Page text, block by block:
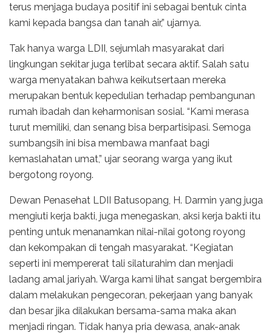
terus menjaga budaya positif ini sebagai bentuk cinta
kami kepada bangsa dan tanah air,” ujarnya.
Tak hanya warga LDII, sejumlah masyarakat dari
lingkungan sekitar juga terlibat secara aktif. Salah satu
warga menyatakan bahwa keikutsertaan mereka
merupakan bentuk kepedulian terhadap pembangunan
rumah ibadah dan keharmonisan sosial. “Kami merasa
turut memiliki, dan senang bisa berpartisipasi. Semoga
sumbangsih ini bisa membawa manfaat bagi
kemaslahatan umat,” ujar seorang warga yang ikut
bergotong royong.
Dewan Penasehat LDII Batusopang, H. Darmin yang juga
mengiuti kerja bakti, juga menegaskan, aksi kerja bakti itu
penting untuk menanamkan nilai-nilai gotong royong
dan kekompakan di tengah masyarakat. “Kegiatan
seperti ini mempererat tali silaturahim dan menjadi
ladang amal jariyah. Warga kami lihat sangat bergembira
dalam melakukan pengecoran, pekerjaan yang banyak
dan besar jika dilakukan bersama-sama maka akan
menjadi ringan. Tidak hanya pria dewasa, anak-anak